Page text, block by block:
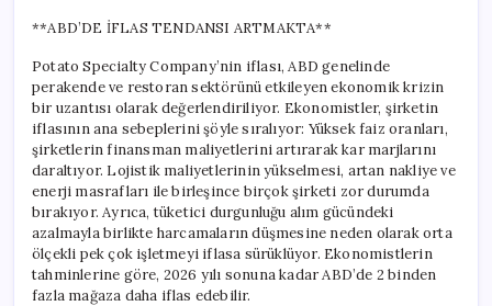
**ABD’DE İFLAS TENDANSI ARTMAKTA**
Potato Specialty Company’nin iflası, ABD genelinde
perakende ve restoran sektörünü etkileyen ekonomik krizin
bir uzantısı olarak değerlendiriliyor. Ekonomistler, şirketin
iflasının ana sebeplerini şöyle sıralıyor: Yüksek faiz oranları,
şirketlerin finansman maliyetlerini artırarak kar marjlarını
daraltıyor. Lojistik maliyetlerinin yükselmesi, artan nakliye ve
enerji masrafları ile birleşince birçok şirketi zor durumda
bırakıyor. Ayrıca, tüketici durgunluğu alım gücündeki
azalmayla birlikte harcamaların düşmesine neden olarak orta
ölçekli pek çok işletmeyi iflasa sürüklüyor. Ekonomistlerin
tahminlerine göre, 2026 yılı sonuna kadar ABD’de 2 binden
fazla mağaza daha iflas edebilir.